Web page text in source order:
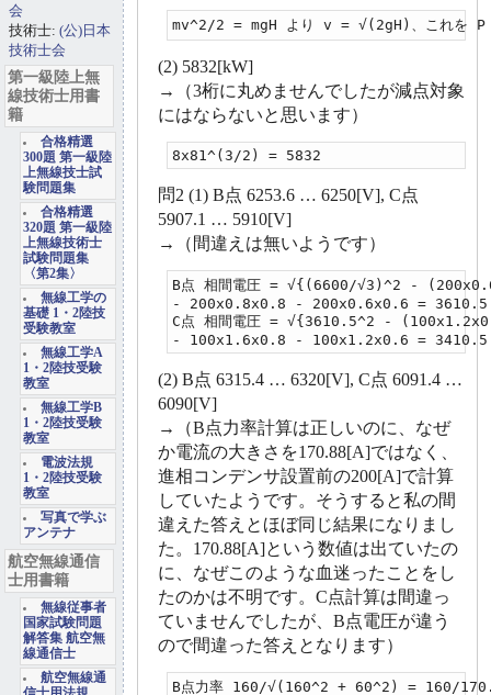
mv^2/2 = mgH より v = √(2gH)、これを P
(2) 5832[kW]
→（3桁に丸めませんでしたが減点対象
にはならないと思います）
8x81^(3/2) = 5832
問2 (1) B点 6253.6 … 6250[V], C点
5907.1 … 5910[V]
→（間違えは無いようです）
B点 相間電圧 = √{(6600/√3)^2 -
- 200x0.8x0.8 - 200x0.6x0.6 = 3610.5
C点 相間電圧 = √{3610.5^2 -
- 100x1.6x0.8 - 100x1.2x0.6 = 3410.5
(2) B点 6315.4 … 6320[V], C点 6091.4 …
6090[V]
→（B点力率計算は正しいのに、なぜ
か電流の大きさを170.88[A]ではなく、
進相コンデンサ設置前の200[A]で計算
していたようです。そうすると私の間
違えた答えとほぼ同じ結果になりまし
た。170.88[A]という数値は出ていたの
に、なぜこのような血迷ったことをし
たのかは不明です。C点計算は間違っ
ていませんでしたが、B点電圧が違う
ので間違った答えとなります）
B点力率 160/√(160^2 + 60^2) = 160/
会
技術士: (公)日本
技術士会
第一級陸上無
線技術士用書
籍
合格精選
300題 第一級陸
上無線技士試
験問題集
合格精選
320題 第一級陸
上無線技術士
試験問題集
〈第2集〉
無線工学の
基礎 1・2陸技
受験教室
無線工学A
1・2陸技受験
教室
無線工学B
1・2陸技受験
教室
電波法規
1・2陸技受験
教室
写真で学ぶ
アンテナ
航空無線通信
士用書籍
無線従事者
国家試験問題
解答集 航空無
線通信士
航空無線通